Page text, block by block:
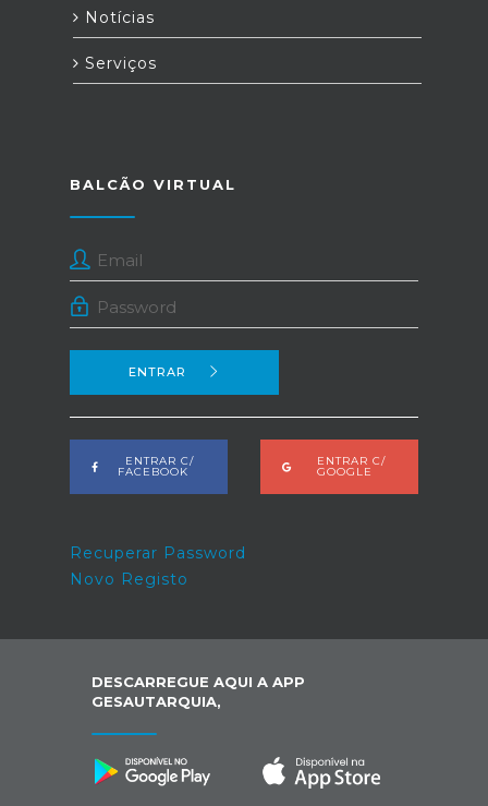
Notícias
Serviços
BALCÃO VIRTUAL
ENTRAR
ENTRAR C/
FACEBOOK
ENTRAR C/
GOOGLE
Recuperar Password
Novo Registo
DESCARREGUE AQUI A APP
GESAUTARQUIA,